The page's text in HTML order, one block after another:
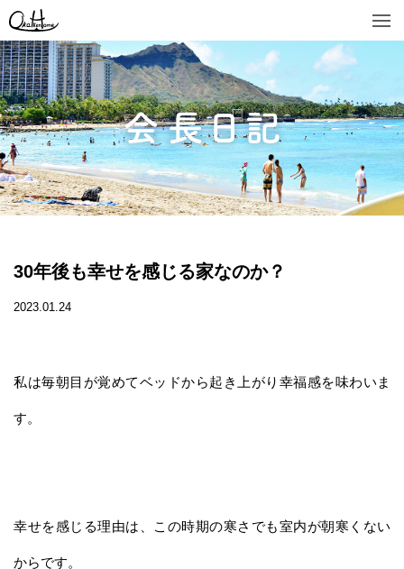
30年後も幸せを感じる家なのか？
2023.01.24
私は毎朝目が覚めてベッドから起き上がり幸福感を味わいま
す。
幸せを感じる理由は、この時期の寒さでも室内が朝寒くない
からです。